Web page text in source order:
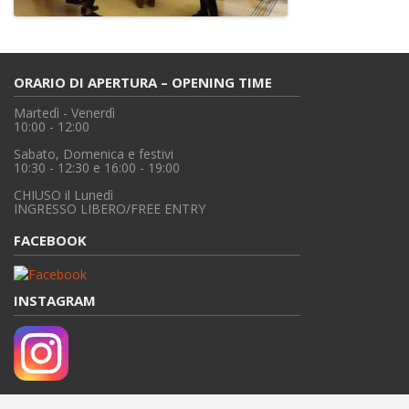
ORARIO DI APERTURA – OPENING TIME
Martedì - Venerdì
10:00 - 12:00
Sabato, Domenica e festivi
10:30 - 12:30 e 16:00 - 19:00
CHIUSO il Lunedì
INGRESSO LIBERO/FREE ENTRY
FACEBOOK
INSTAGRAM